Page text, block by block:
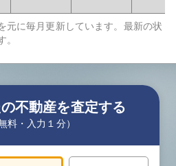
元に毎月更新しています。最新の状
不動産を査定する
料・入力１分）